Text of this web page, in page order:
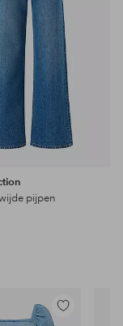
pijpen
Toevoegen